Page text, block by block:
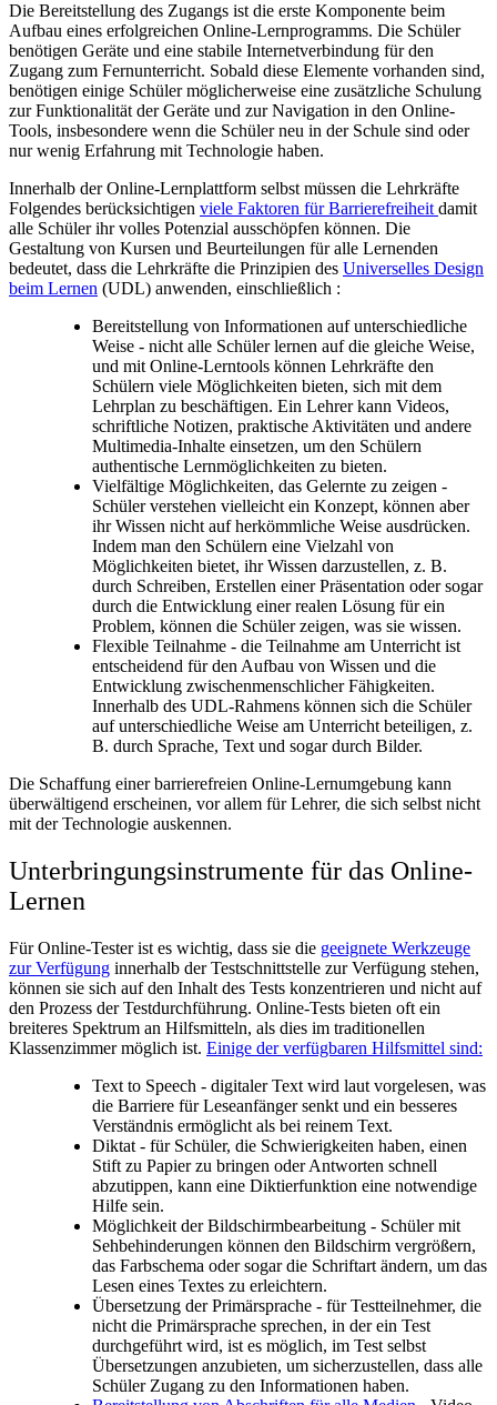
Die Bereitstellung des Zugangs ist die erste Komponente beim
Aufbau eines erfolgreichen Online-Lernprogramms. Die Schüler
benötigen Geräte und eine stabile Internetverbindung für den
Zugang zum Fernunterricht. Sobald diese Elemente vorhanden sind,
benötigen einige Schüler möglicherweise eine zusätzliche Schulung
zur Funktionalität der Geräte und zur Navigation in den Online-
Tools, insbesondere wenn die Schüler neu in der Schule sind oder
nur wenig Erfahrung mit Technologie haben.
Innerhalb der Online-Lernplattform selbst müssen die Lehrkräfte
Folgendes berücksichtigen viele Faktoren für Barrierefreiheit damit
alle Schüler ihr volles Potenzial ausschöpfen können. Die
Gestaltung von Kursen und Beurteilungen für alle Lernenden
bedeutet, dass die Lehrkräfte die Prinzipien des Universelles Design
beim Lernen (UDL) anwenden, einschließlich :
Bereitstellung von Informationen auf unterschiedliche
Weise - nicht alle Schüler lernen auf die gleiche Weise,
und mit Online-Lerntools können Lehrkräfte den
Schülern viele Möglichkeiten bieten, sich mit dem
Lehrplan zu beschäftigen. Ein Lehrer kann Videos,
schriftliche Notizen, praktische Aktivitäten und andere
Multimedia-Inhalte einsetzen, um den Schülern
authentische Lernmöglichkeiten zu bieten.
Vielfältige Möglichkeiten, das Gelernte zu zeigen -
Schüler verstehen vielleicht ein Konzept, können aber
ihr Wissen nicht auf herkömmliche Weise ausdrücken.
Indem man den Schülern eine Vielzahl von
Möglichkeiten bietet, ihr Wissen darzustellen, z. B.
durch Schreiben, Erstellen einer Präsentation oder sogar
durch die Entwicklung einer realen Lösung für ein
Problem, können die Schüler zeigen, was sie wissen.
Flexible Teilnahme - die Teilnahme am Unterricht ist
entscheidend für den Aufbau von Wissen und die
Entwicklung zwischenmenschlicher Fähigkeiten.
Innerhalb des UDL-Rahmens können sich die Schüler
auf unterschiedliche Weise am Unterricht beteiligen, z.
B. durch Sprache, Text und sogar durch Bilder.
Die Schaffung einer barrierefreien Online-Lernumgebung kann
überwältigend erscheinen, vor allem für Lehrer, die sich selbst nicht
mit der Technologie auskennen.
Unterbringungsinstrumente für das Online-
Lernen
Für Online-Tester ist es wichtig, dass sie die geeignete Werkzeuge
zur Verfügung innerhalb der Testschnittstelle zur Verfügung stehen,
können sie sich auf den Inhalt des Tests konzentrieren und nicht auf
den Prozess der Testdurchführung. Online-Tests bieten oft ein
breiteres Spektrum an Hilfsmitteln, als dies im traditionellen
Klassenzimmer möglich ist. Einige der verfügbaren Hilfsmittel sind:
Text to Speech - digitaler Text wird laut vorgelesen, was
die Barriere für Leseanfänger senkt und ein besseres
Verständnis ermöglicht als bei reinem Text.
Diktat - für Schüler, die Schwierigkeiten haben, einen
Stift zu Papier zu bringen oder Antworten schnell
abzutippen, kann eine Diktierfunktion eine notwendige
Hilfe sein.
Möglichkeit der Bildschirmbearbeitung - Schüler mit
Sehbehinderungen können den Bildschirm vergrößern,
das Farbschema oder sogar die Schriftart ändern, um das
Lesen eines Textes zu erleichtern.
Übersetzung der Primärsprache - für Testteilnehmer, die
nicht die Primärsprache sprechen, in der ein Test
durchgeführt wird, ist es möglich, im Test selbst
Übersetzungen anzubieten, um sicherzustellen, dass alle
Schüler Zugang zu den Informationen haben.